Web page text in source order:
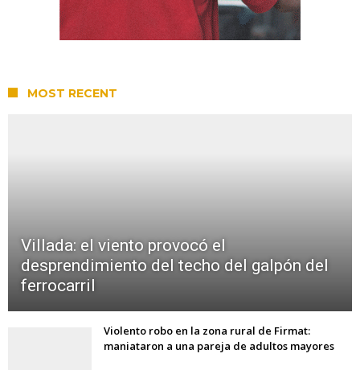
MOST RECENT
Villada: el viento provocó el
desprendimiento del techo del galpón del
ferrocarril
Violento robo en la zona rural de Firmat:
maniataron a una pareja de adultos mayores